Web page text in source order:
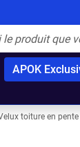
APOK
toiture en pente